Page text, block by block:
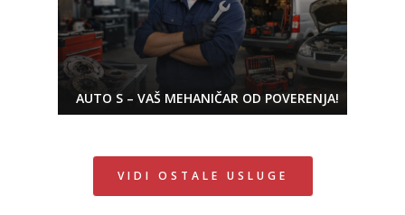
AUTO S – VAŠ MEHANIČAR OD POVERENJA!
VIDI OSTALE USLUGE